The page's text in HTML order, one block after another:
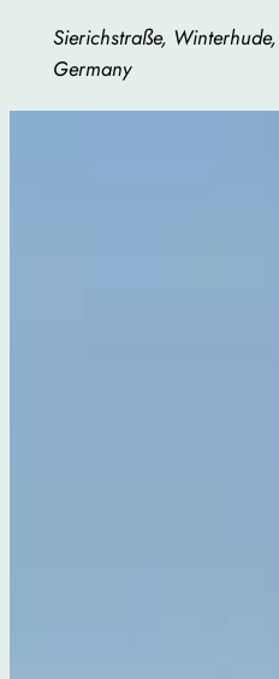
Sierichstraße,
Germany